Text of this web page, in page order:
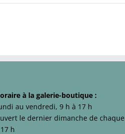
à la galerie-boutique :
au vendredi, 9 h à 17 h
le dernier dimanche de
h